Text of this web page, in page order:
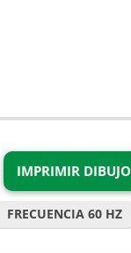
IMPRIMIR DIBUJO
FRECUENCIA 60 HZ